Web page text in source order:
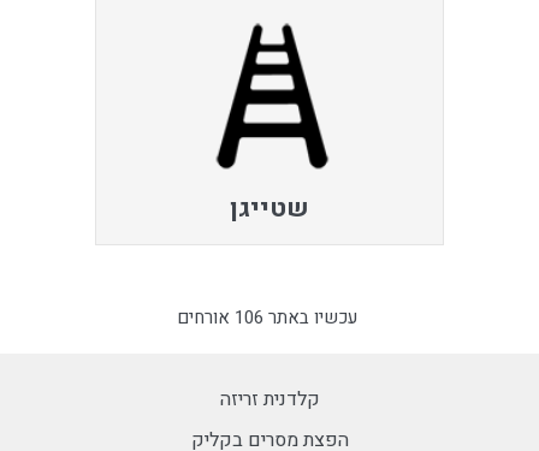
שטייגן
עכשיו באתר 106 אורחים
קלדנית זריזה
הפצת מסרים בקליק